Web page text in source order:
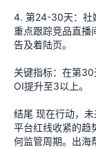
4. 第24-30天：社
重点跟踪竞品直播
告及着陆页。
关键指标：在第
OI提升至3以上。
结尾 现在行动，
平台红线收紧的趋
何监管周期。出海